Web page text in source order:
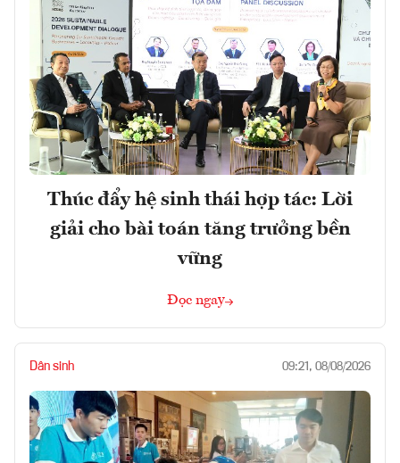
Thúc đẩy hệ sinh thái hợp tác: Lời
giải cho bài toán tăng trưởng bền
vững
Đọc ngay
Dân sinh 09:21, 08/08/2026